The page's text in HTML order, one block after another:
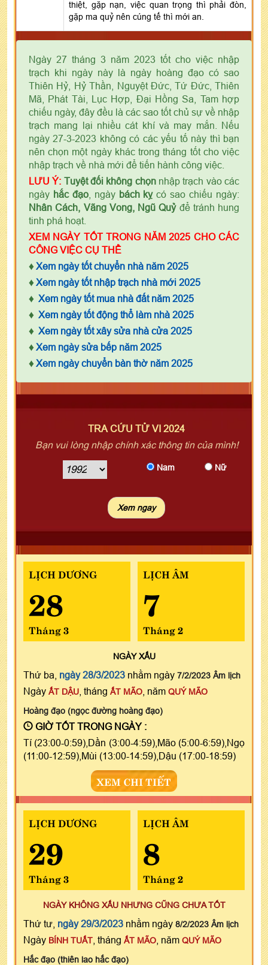
thiệt, gặp nạn, việc quan trọng thì phải đòn,
gặp ma quỷ nên cúng tế thì mới an.
Ngày 27 tháng 3 năm 2023 tốt cho việc nhập
trạch khi ngày này là ngày hoàng đạo có sao
Thiên Hỷ, Hỷ Thần, Nguyệt Đức, Tứ Đức, Thiên
Mã, Phát Tài, Lục Hợp, Đại Hồng Sa, Tam hợp
chiếu ngày, đây đều là các sao tốt chủ sự về nhập
trạch mang lại nhiều cát khí và may mắn. Nếu
ngày 27-3-2023 không có các yếu tố này thì bạn
nên chọn một ngày khác trong tháng tốt cho việc
nhập trạch về nhà mới để tiến hành công việc.
LƯU Ý: Tuyệt đối không chọnnhập trạch vào các
ngày hắc đạo, ngày bách kỵcó sao chiếu ngày:
Nhân Cách, Vãng Vong, Ngũ Quỷđể tránh hung
tinh phá hoạt.
XEM NGÀY TỐT TRONG NĂM 2025 CHO CÁC
CÔNG VIỆC CỤ THỂ
♦ Xem ngày tốt chuyển nhà năm 2025
♦ Xem ngày tốt nhập trạch nhà mới 2025
♦ Xem ngày tốt mua nhà đất năm 2025
♦ Xem ngày tốt động thổ làm nhà 2025
♦ Xem ngày tốt xây sửa nhà cửa 2025
♦ Xem ngày sửa bếp năm 2025
♦ Xem ngày chuyển bàn thờ năm 2025
TRA CỨU TỬ VI 2024
Bạn vui lòng nhập chính xác thông tin của mình!
Nam Nữ
LỊCH DƯƠNG
28
Tháng 3
LỊCH ÂM
7
Tháng 2
NGÀYXẤU
Thứ ba, ngày 28/3/2023 nhằm ngày 7/2/2023 Âm lịch
Ngày ẤT DẬU , tháng ẤT MÃO , năm QUÝ MÃO
Hoàng đạo (ngọc đường hoàng đạo)
GIỜ TỐT TRONG NGÀY :
Tí (23:00-0:59),Dần (3:00-4:59),Mão (5:00-6:59),Ngọ
(11:00-12:59),Mùi (13:00-14:59),Dậu (17:00-18:59)
XEM CHI TIẾT
LỊCH DƯƠNG
29
Tháng 3
LỊCH ÂM
8
Tháng 2
NGÀY KHÔNG XẤU NHƯNG CŨNG CHƯA TỐT
Thứ tư, ngày 29/3/2023 nhằm ngày 8/2/2023 Âm lịch
Ngày BÍNH TUẤT , tháng ẤT MÃO , năm QUÝ MÃO
Hắc đạo (thiên lao hắc đạo)